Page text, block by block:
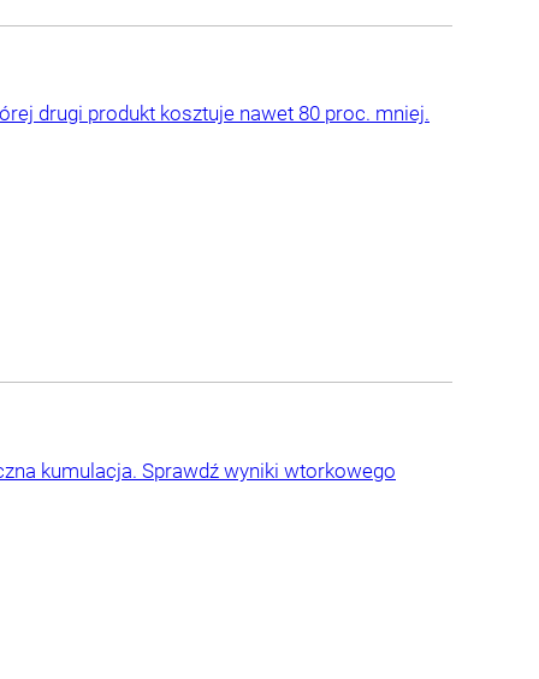
drugi produkt kosztuje nawet 80 proc. mniej.
kumulacja. Sprawdź wyniki wtorkowego